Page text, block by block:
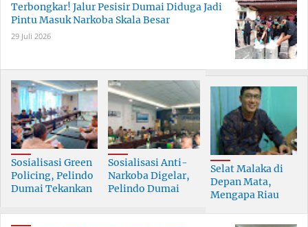
Terbongkar! Jalur Pesisir Dumai Diduga Jadi
Pintu Masuk Narkoba Skala Besar
29 Juli 2026
Sosialisasi Green
Policing, Pelindo
Dumai Tekankan
Bersama
Sosialisasi Anti-
Narkoba Digelar,
Pelindo Dumai
Berkualitas
Selat Malaka di
Depan Mata,
Mengapa Riau